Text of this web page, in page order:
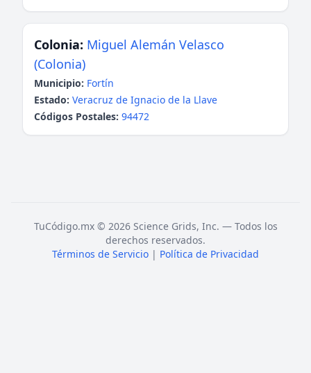
Colonia: Miguel Alemán Velasco
(Colonia)
Municipio: Fortín
Estado: Veracruz de Ignacio de la Llave
Códigos Postales: 94472
TuCódigo.mx © 2026 Science Grids, Inc. — Todos los
derechos reservados.
Términos de Servicio | Política de Privacidad